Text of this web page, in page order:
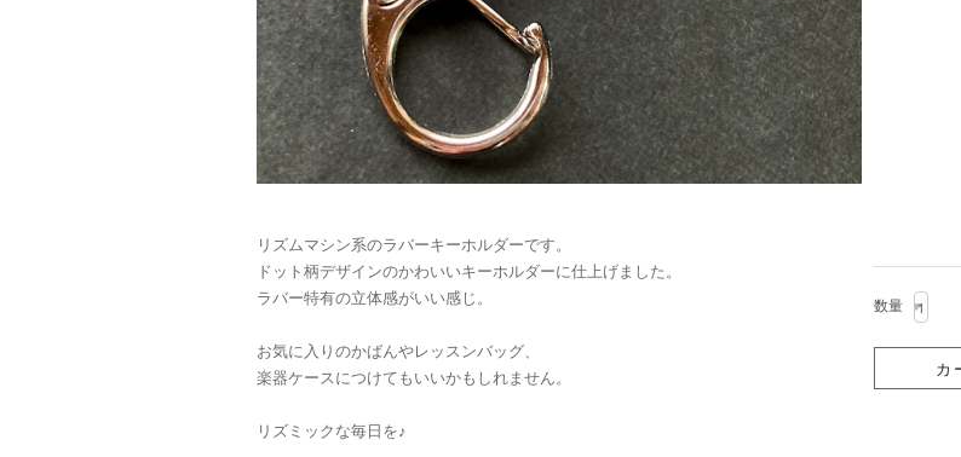
リズムマシン系のラバーキーホルダーです。
ドット柄デザインのかわいいキーホルダーに仕上げました。
ラバー特有の立体感がいい感じ。
お気に入りのかばんやレッスンバッグ、
楽器ケースにつけてもいいかもしれません。
リズミックな毎日を♪
数量